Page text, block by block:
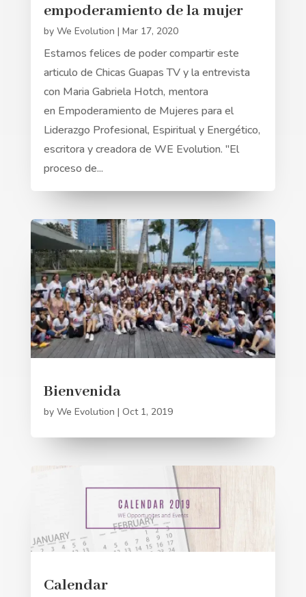
empoderamiento de la mujer
by We Evolution | Mar 17, 2020
Estamos felices de poder compartir este
articulo de Chicas Guapas TV y la entrevista
con Maria Gabriela Hotch, mentora
en Empoderamiento de Mujeres para el
Liderazgo Profesional, Espiritual y Energético,
escritora y creadora de WE Evolution. "El
proceso de...
Bienvenida
by We Evolution | Oct 1, 2019
Calendar